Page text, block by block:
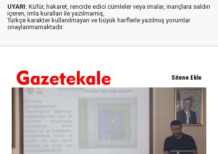
UYARI: Küfür, hakaret, rencide edici cümleler veya imalar, inançlara saldırı
içeren, imla kuralları ile yazılmamış,
Türkçe karakter kullanılmayan ve büyük harflerle yazılmış yorumlar
onaylanmamaktadır.